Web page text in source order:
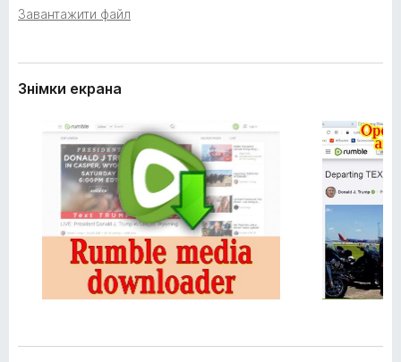
Завантажити файл
н
Знімки екрана